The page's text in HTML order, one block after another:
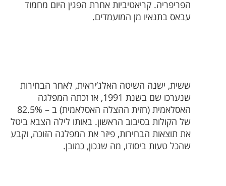
הפריפריה. קריאטיביות אחרת הפגין היום מחמוד
עבאס בתנאיו מן המועמדים.
ששית, ישנה השיטה האלג’יראית, לאחר הבחירות
שנערכו שם בשנת 1991, אז זכתה המפלגה
האסלאמית (חזית ההצלה האסלאמית) ב – 82.5%
של הקולות בסיבוב הראשון. באותו לילה הצבא ביטל
את תוצאות הבחירות, פיזר את המפלגה הזוכה, וקבע
שהכל טעות ביסודו, מה שנכון, כמובן.